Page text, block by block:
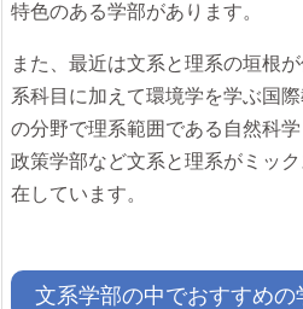
特色のある学部があります。
また、最近は文系と理系の垣根
系科目に加えて環境学を学ぶ国
の分野で理系範囲である自然科
政策学部など文系と理系がミッ
在しています。
文系学部の中でおすすめの